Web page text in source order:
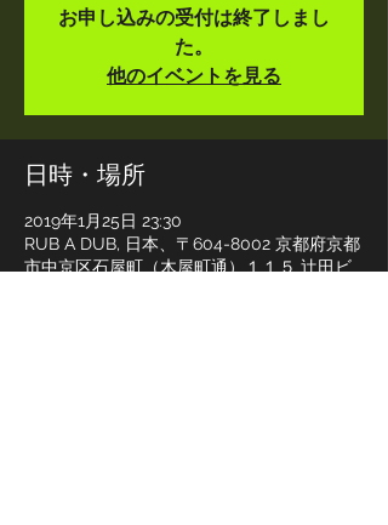
お申し込みの受付は終了しまし
た。
他のイベントを見る
日時・場所
2019年1月25日 23:30
RUB A DUB, 日本、〒604-8002 京都府京都
市中京区石屋町（木屋町通）１１５ 辻田ビ